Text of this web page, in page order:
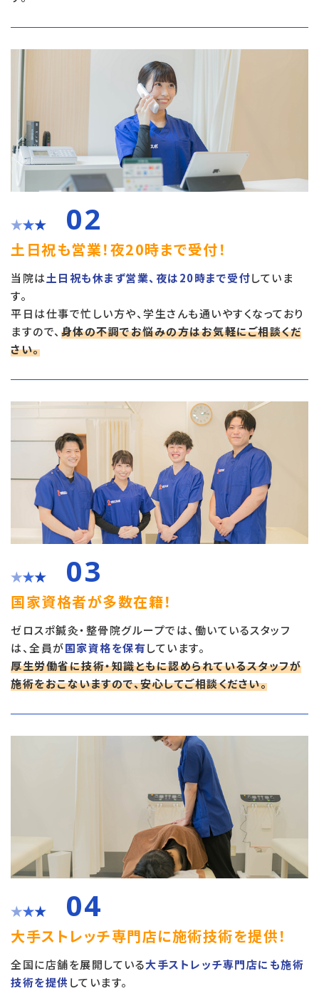
02
土日祝も営業！夜20時まで受付！
当院は土日祝も休まず営業、夜は20時まで受付していま
す。
平日は仕事で忙しい方や、学生さんも通いやすくなっており
ますので、 身体の不調でお悩みの方はお気軽にご相談くだ
さい。
03
国家資格者が多数在籍！
ゼロスポ鍼灸・整骨院グループでは、働いているスタッフ
は、全員が国家資格を保有しています。
厚生労働省に技術・知識ともに認められているスタッフが
施術をおこないますので、安心してご相談ください。
04
大手ストレッチ専門店に施術技術を提供！
全国に店舗を展開している大手ストレッチ専門店にも施術
技術を提供 しています。